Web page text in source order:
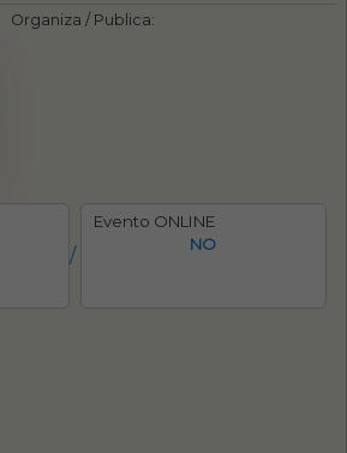
Organiza / Publica:
/
Evento ONLINE
NO